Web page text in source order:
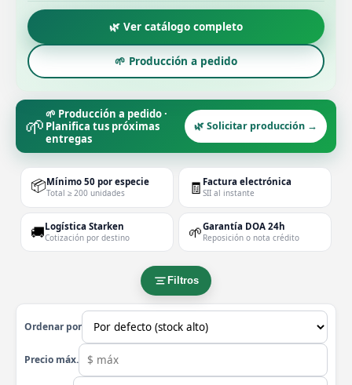
🌿 Ver catálogo completo
🌱 Producción a pedido
🌱🌱 Producción a pedido ·
Planifica tus próximas
entregas
🌿 Solicitar producción →
📦Mínimo 50 por especie
Total ≥ 200 unidades 🧾 Factura electrónica
SII al instante
🚚Logística Starken
Cotización por destino 🌱Garantía DOA 24h
Reposición o nota crédito
Filtros
Ordenar por
Precio máx.